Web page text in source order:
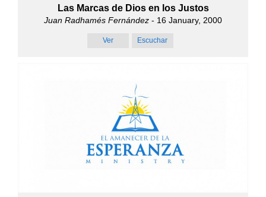
Las Marcas de Dios en los Justos
Juan Radhamés Fernández - 16 January, 2000
Ver Escuchar